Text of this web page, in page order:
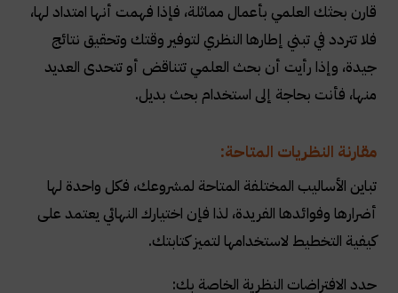
قارن بحثك العلمي بأعمال مماثلة، فإذا فهمت أنها امتداد لها،
فلا تتردد في تبني إطارها النظري لتوفير وقتك وتحقيق نتائج
جيدة، وإذا رأيت أن بحث العلمي تتناقض أو تتحدى العديد
منها، فأنت بحاجة إلى استخدام بحث بديل.
مقارنة النظريات المتاحة:
تباين الأساليب المختلفة المتاحة لمشروعك، فكل واحدة لها
أضرارها وفوائدها الفريدة، لذا فإن اختيارك النهائي يعتمد على
كيفية التخطيط لاستخدامها لتميز كتابتك.
حدد الافتراضات النظرية الخاصة بك: